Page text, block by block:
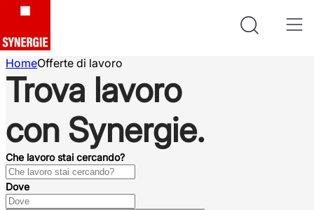
HomeOfferte di lavoro
Trova lavoro
con Synergie.
Che lavoro stai cercando?
Dove